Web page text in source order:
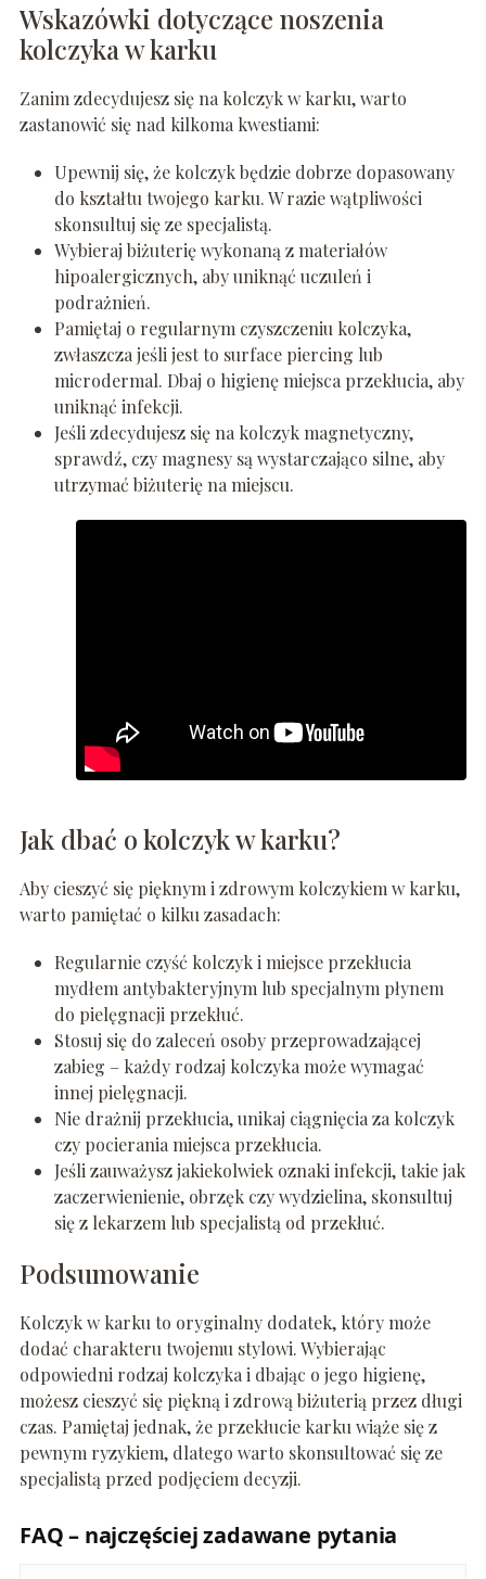
Wskazówki dotyczące noszenia
kolczyka w karku
Zanim zdecydujesz się na kolczyk w karku, warto
zastanowić się nad kilkoma kwestiami:
Upewnij się, że kolczyk będzie dobrze dopasowany
do kształtu twojego karku. W razie wątpliwości
skonsultuj się ze specjalistą.
Wybieraj biżuterię wykonaną z materiałów
hipoalergicznych, aby uniknąć uczuleń i
podrażnień.
Pamiętaj o regularnym czyszczeniu kolczyka,
zwłaszcza jeśli jest to surface piercing lub
microdermal. Dbaj o higienę miejsca przekłucia, aby
uniknąć infekcji.
Jeśli zdecydujesz się na kolczyk magnetyczny,
sprawdź, czy magnesy są wystarczająco silne, aby
utrzymać biżuterię na miejscu.
Jak dbać o kolczyk w karku?
Aby cieszyć się pięknym i zdrowym kolczykiem w karku,
warto pamiętać o kilku zasadach:
Regularnie czyść kolczyk i miejsce przekłucia
mydłem antybakteryjnym lub specjalnym płynem
do pielęgnacji przekłuć.
Stosuj się do zaleceń osoby przeprowadzającej
zabieg – każdy rodzaj kolczyka może wymagać
innej pielęgnacji.
Nie drażnij przekłucia, unikaj ciągnięcia za kolczyk
czy pocierania miejsca przekłucia.
Jeśli zauważysz jakiekolwiek oznaki infekcji, takie jak
zaczerwienienie, obrzęk czy wydzielina, skonsultuj
się z lekarzem lub specjalistą od przekłuć.
Podsumowanie
Kolczyk w karku to oryginalny dodatek, który może
dodać charakteru twojemu stylowi. Wybierając
odpowiedni rodzaj kolczyka i dbając o jego higienę,
możesz cieszyć się piękną i zdrową biżuterią przez długi
czas. Pamiętaj jednak, że przekłucie karku wiąże się z
pewnym ryzykiem, dlatego warto skonsultować się ze
specjalistą przed podjęciem decyzji.
FAQ – najczęściej zadawane pytania